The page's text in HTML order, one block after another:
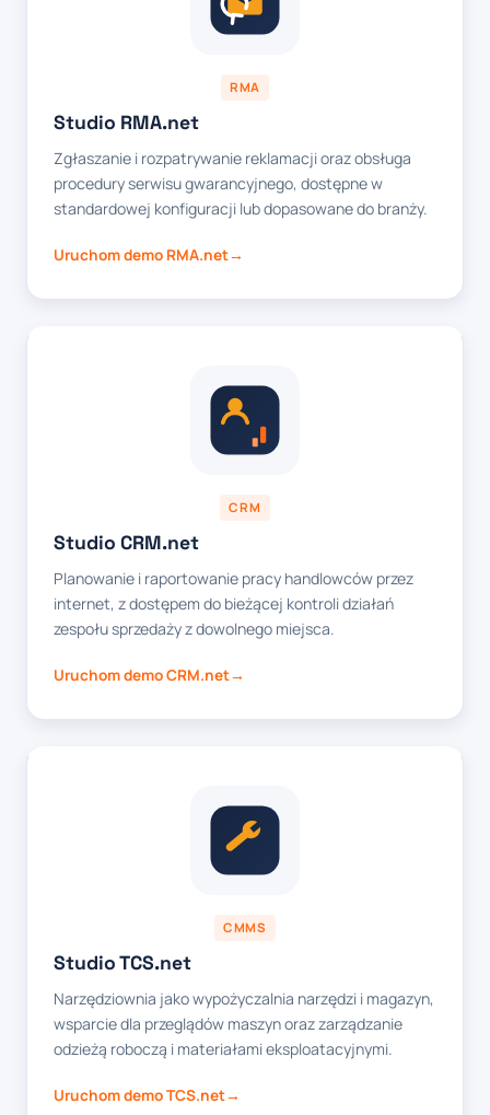
RMA
Studio RMA.net
Zgłaszanie i rozpatrywanie reklamacji oraz obsługa
procedury serwisu gwarancyjnego, dostępne w
standardowej konfiguracji lub dopasowane do branży.
Uruchom demo RMA.net
CRM
Studio CRM.net
Planowanie i raportowanie pracy handlowców przez
internet, z dostępem do bieżącej kontroli działań
zespołu sprzedaży z dowolnego miejsca.
Uruchom demo CRM.net
CMMS
Studio TCS.net
Narzędziownia jako wypożyczalnia narzędzi i magazyn,
wsparcie dla przeglądów maszyn oraz zarządzanie
odzieżą roboczą i materiałami eksploatacyjnymi.
Uruchom demo TCS.net